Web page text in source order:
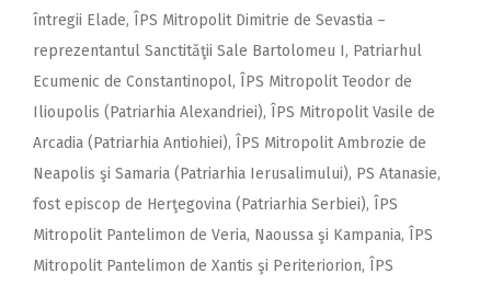
întregii Elade, ÎPS Mitropolit Dimitrie de Sevastia –
reprezentantul Sanctităţii Sale Bartolomeu I, Patriarhul
Ecumenic de Constantinopol, ÎPS Mitropolit Teodor de
Ilioupolis (Patriarhia Alexandriei), ÎPS Mitropolit Vasile de
Arcadia (Patriarhia Antiohiei), ÎPS Mitropolit Ambrozie de
Neapolis şi Samaria (Patriarhia Ierusalimului), PS Atanasie,
fost episcop de Herţegovina (Patriarhia Serbiei), ÎPS
Mitropolit Pantelimon de Veria, Naoussa şi Kampania, ÎPS
Mitropolit Pantelimon de Xantis şi Periteriorion, ÎPS